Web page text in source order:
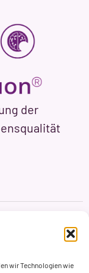
wir Technologien wie
der